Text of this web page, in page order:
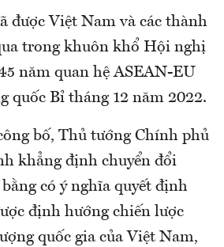
được Việt Nam và các thành
trong khuôn khổ Hội nghị
năm quan hệ ASEAN-EU
quốc Bỉ tháng 12 năm 2022.
bố, Thủ tướng Chính phủ
khẳng định chuyển đổi
có ý nghĩa quyết định
định hướng chiến lược
quốc gia của Việt Nam,